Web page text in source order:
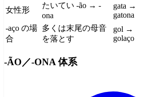
女性形
たいてい -ão → -
ona
gata →
gatona
-aço の場
合
多くは末尾の母音
を落とす
gol →
golaço
-ÃO／-ONA 体系